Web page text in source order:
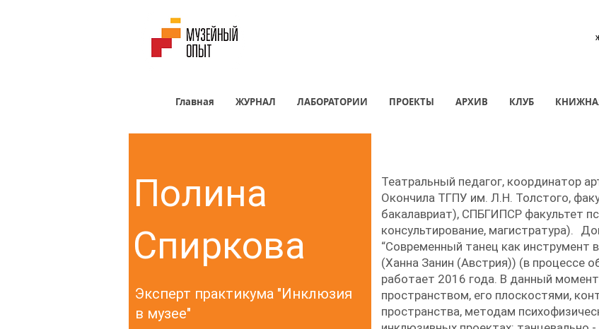
Главная ЖУРНАЛ ЛАБОРАТОРИИ ПРОЕКТЫ АРХИВ КЛУБ
Полина
Спиркова
Эксперт практикума "Инклюзия
в музее"
Театральный педагог, координатор
Окончила ТГПУ им. Л.Н. Толстого,
бакалавриат), СПБГИПСР факультет
консультирование, магистратура).
“Современный танец как инструмент
(Ханна Занин (Австрия)) (в процессе
работает 2016 года. В данный
пространством, его плоскостями,
пространства, методам